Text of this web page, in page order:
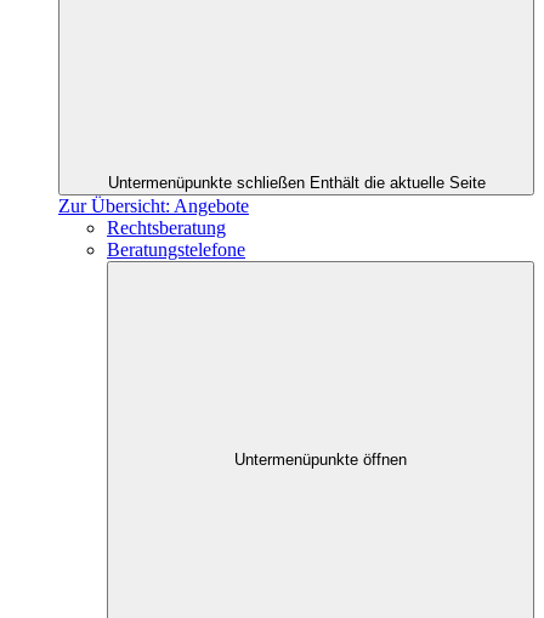
Untermenüpunkte schließen Enthält die aktuelle Seite
Zur Übersicht: Angebote
Rechtsberatung
Beratungstelefone
Untermenüpunkte öffnen